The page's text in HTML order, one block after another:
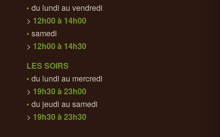
• du lundi au vendredi
> 12h00 à 14h00
• samedi
> 12h00 à 14h30
LES SOIRS
• du lundi au mercredi
> 19h30 à 23h00
• du jeudi au samedi
> 19h30 à 23h30